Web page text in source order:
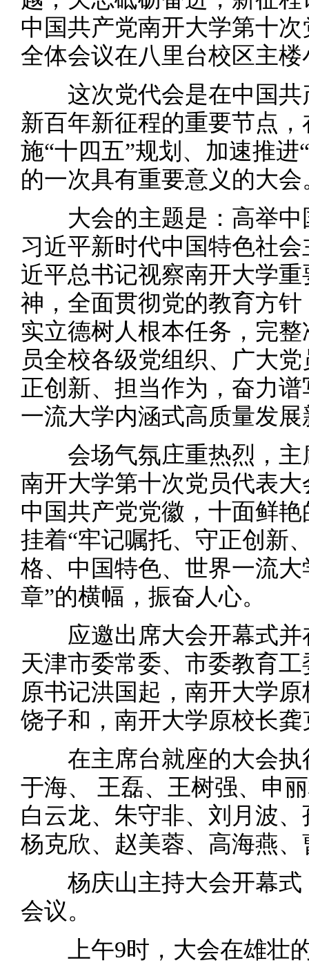
中国共产党南开大学第十
全体会议在八里台校区主
这次党代会是在中国共
新百年新征程的重要节点
施“十四五”规划、加速推
的一次具有重要意义的大会
大会的主题是：高举中
习近平新时代中国特色社
近平总书记视察南开大学
神，全面贯彻党的教育方
实立德树人根本任务，完
员全校各级党组织、广大
正创新、担当作为，奋力
一流大学内涵式高质量发
会场气氛庄重热烈，主
南开大学第十次党员代表
中国共产党党徽，十面鲜
挂着“牢记嘱托、守正创新
格、中国特色、世界一流
章”的横幅，振奋人心。
应邀出席大会开幕式并
天津市委常委、市委教育
原书记洪国起，南开大学
饶子和，南开大学原校长龚
在主席台就座的大会执
于海、 王磊、王树强、申
白云龙、朱守非、刘月波
杨克欣、赵美蓉、高海燕
杨庆山主持大会开幕式
会议。
上午9时，大会在雄壮的